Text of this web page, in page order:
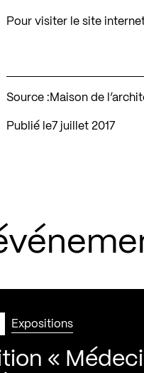
Pour visiter le site
Source : Maison de
Publié le 7 juillet 2017
Expositions
«